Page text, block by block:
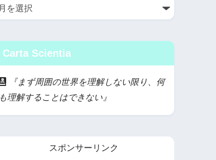
Carta Scientia
『まず周囲の世界を理解しない限り、何
も理解することはできない』
スポンサーリンク